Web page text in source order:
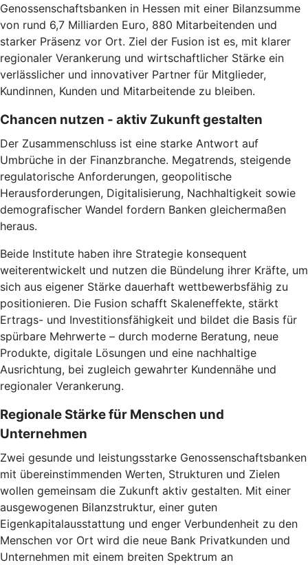
Genossenschaftsbanken in Hessen mit einer Bilanzsumme
von rund 6,7 Milliarden Euro, 880 Mitarbeitenden und
starker Präsenz vor Ort. Ziel der Fusion ist es, mit klarer
regionaler Verankerung und wirtschaftlicher Stärke ein
verlässlicher und innovativer Partner für Mitglieder,
Kundinnen, Kunden und Mitarbeitende zu bleiben.
Chancen nutzen - aktiv Zukunft gestalten
Der Zusammenschluss ist eine starke Antwort auf
Umbrüche in der Finanzbranche. Megatrends, steigende
regulatorische Anforderungen, geopolitische
Herausforderungen, Digitalisierung, Nachhaltigkeit sowie
demografischer Wandel fordern Banken gleichermaßen
heraus.
Beide Institute haben ihre Strategie konsequent
weiterentwickelt und nutzen die Bündelung ihrer Kräfte, um
sich aus eigener Stärke dauerhaft wettbewerbsfähig zu
positionieren. Die Fusion schafft Skaleneffekte, stärkt
Ertrags- und Investitionsfähigkeit und bildet die Basis für
spürbare Mehrwerte – durch moderne Beratung, neue
Produkte, digitale Lösungen und eine nachhaltige
Ausrichtung, bei zugleich gewahrter Kundennähe und
regionaler Verankerung.
Regionale Stärke für Menschen und
Unternehmen
Zwei gesunde und leistungsstarke Genossenschaftsbanken
mit übereinstimmenden Werten, Strukturen und Zielen
wollen gemeinsam die Zukunft aktiv gestalten. Mit einer
ausgewogenen Bilanzstruktur, einer guten
Eigenkapitalausstattung und enger Verbundenheit zu den
Menschen vor Ort wird die neue Bank Privatkunden und
Unternehmen mit einem breiten Spektrum an